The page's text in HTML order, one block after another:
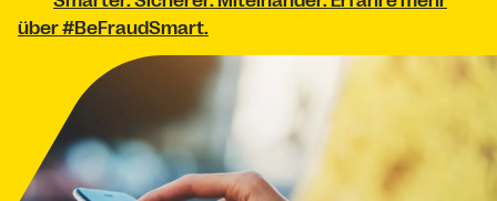
über #BeFraudSmart.